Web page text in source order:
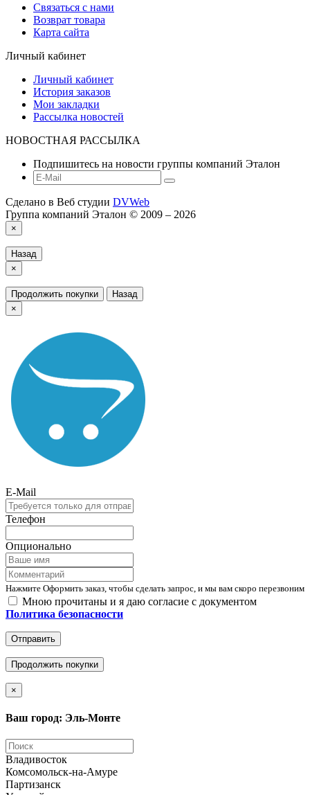
Связаться с нами
Возврат товара
Карта сайта
Личный кабинет
Личный кабинет
История заказов
Мои закладки
Рассылка новостей
НОВОСТНАЯ РАССЫЛКА
Подпишитесь на новости группы компаний Эталон
Сделано в Веб студии DVWeb
Группа компаний Эталон © 2009 – 2026
×
Назад
×
Продолжить покупки
Назад
×
E-Mail
Телефон
Опционально
Нажмите Оформить заказ, чтобы сделать запрос, и мы вам скоро перезвоним
Мною прочитаны и я даю согласие с документом
Политика безопасности
Отправить
Продолжить покупки
×
Ваш город: Эль-Монте
Владивосток
Комсомольск-на-Амуре
Партизанск